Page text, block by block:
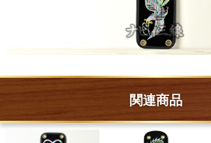
関連商品